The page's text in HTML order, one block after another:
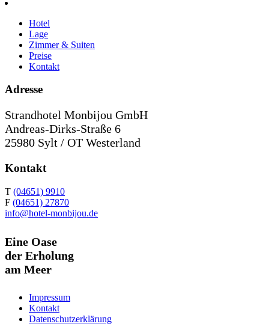
Hotel
Lage
Zimmer & Suiten
Preise
Kontakt
Adresse
Strandhotel Monbijou GmbH
Andreas-Dirks-Straße 6
25980 Sylt / OT Westerland
Kontakt
T (04651) 9910
F (04651) 27870
info@hotel-monbijou.de
Eine Oase
der Erholung
am Meer
Impressum
Kontakt
Datenschutzerklärung